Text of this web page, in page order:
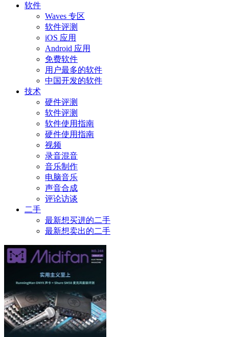
软件
Waves 专区
软件评测
iOS 应用
Android 应用
免费软件
用户最多的软件
中国开发的软件
技术
硬件评测
软件评测
软件使用指南
硬件使用指南
视频
录音混音
音乐制作
电脑音乐
声音合成
评论访谈
二手
最新想买进的二手
最新想卖出的二手